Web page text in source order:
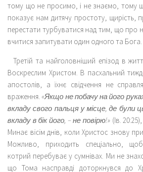
тому що не просимо, і не знаємо, тому
показує нам дитячу простоту, щирість,
перестати турбуватися над тим, що про
вчитися запитувати один одного та Бога.
Третій та найголовніший епізод в
Воскреслим Христом. В пасхальний
апостолів, а їхнє свідчення не
враження.«Якщо не побачу на його руках
вкладу свого пальця у місце, де були
вкладу в бік його, – не повірю!» (Ів.
Минає вісім днів, коли Христос знову
Можливо, приходить спеціально,
котрий перебуває у сумнівах. Ми не
що Тома насправді доторкнувся до